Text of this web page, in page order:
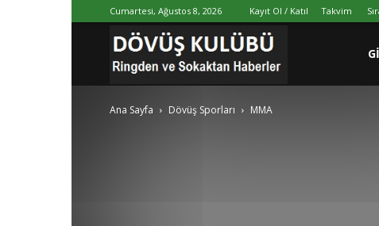
Cumartesi, Ağustos 8, 2026 Kayıt Ol / Katıl Takvim
Ana Sayfa Dövüş Sporları MMA